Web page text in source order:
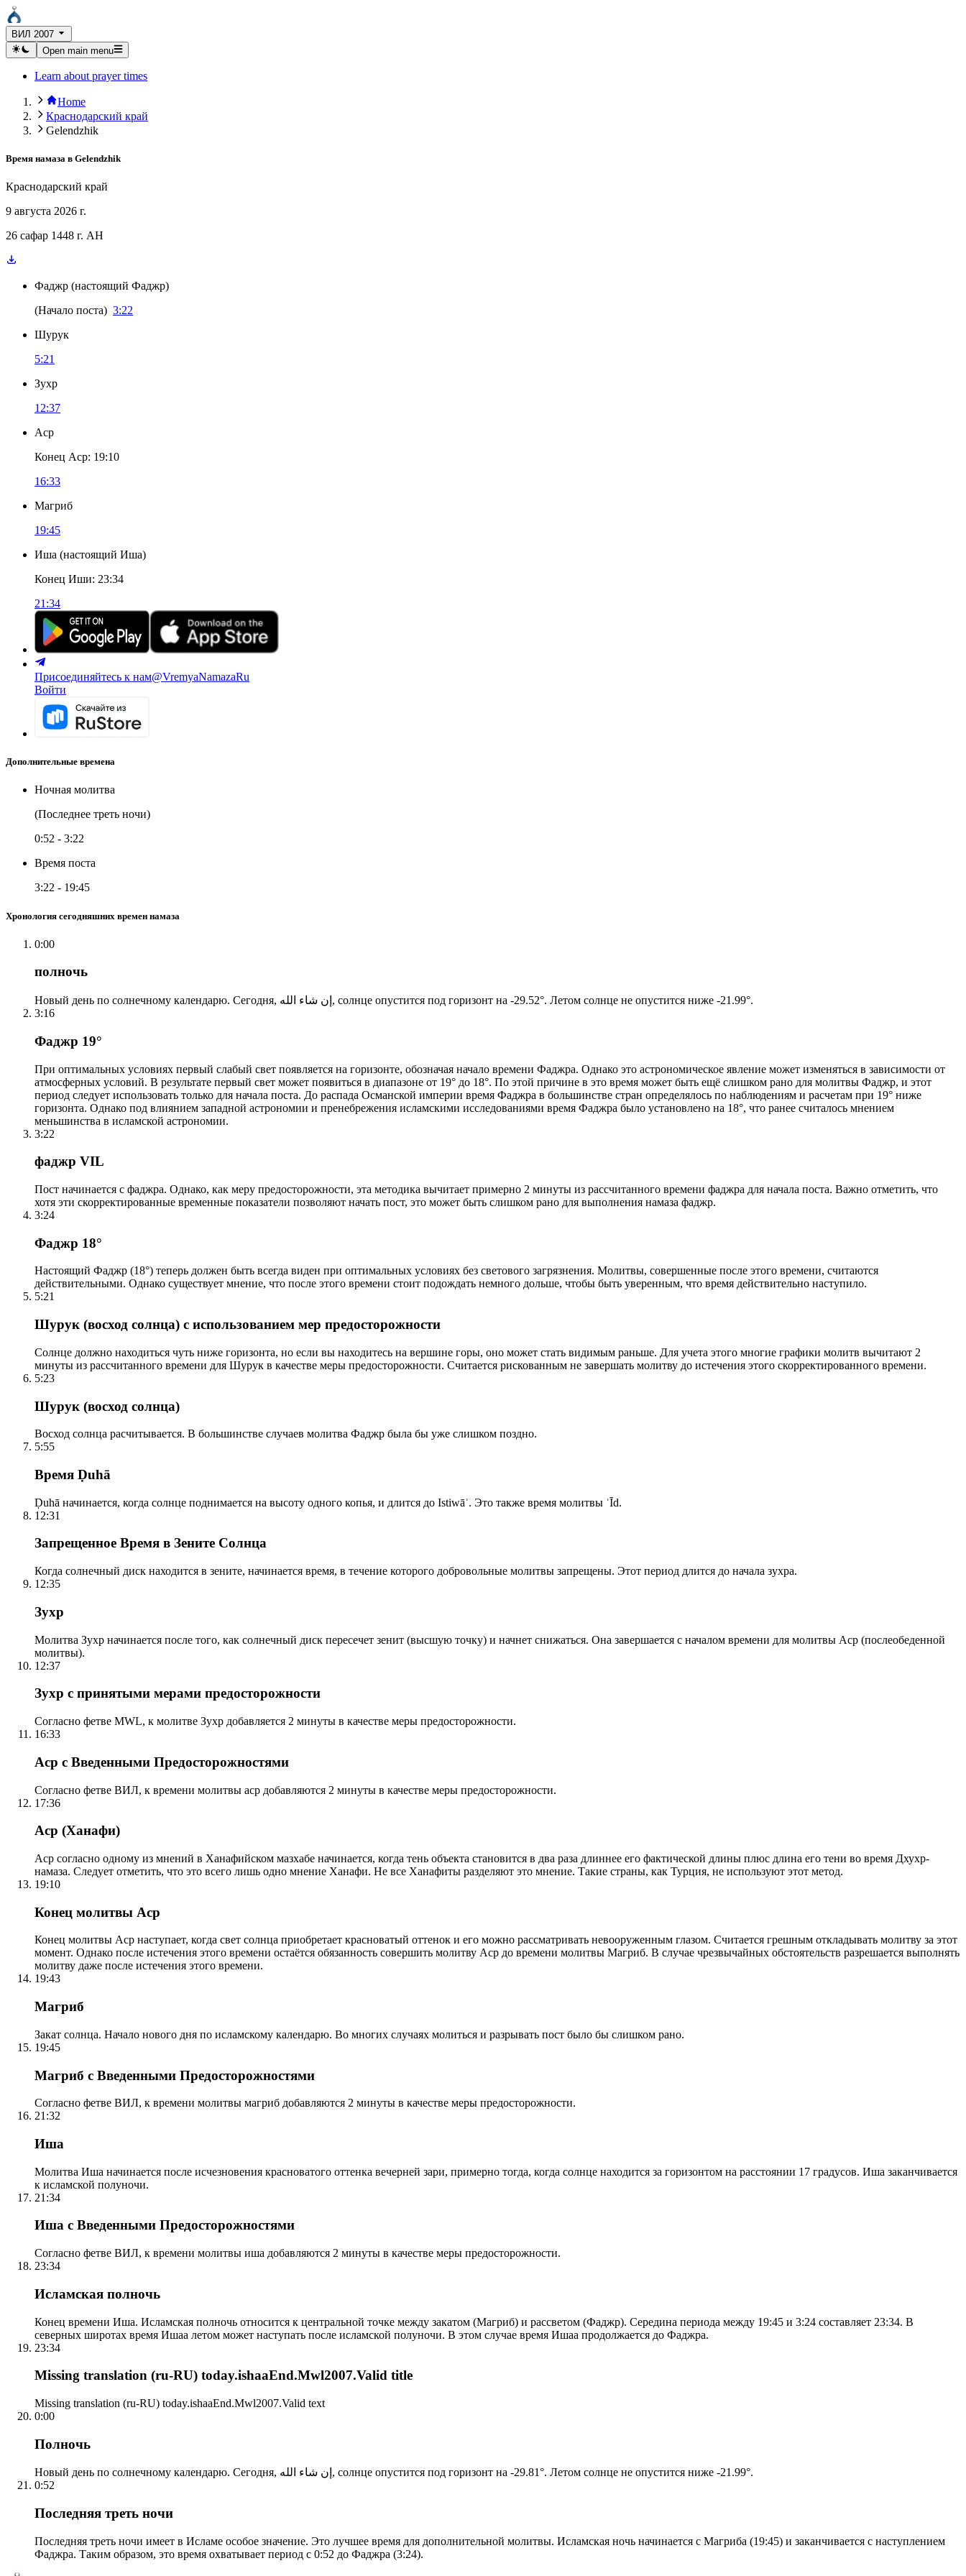
ВИЛ 2007
Open main menu
Learn about prayer times
Home
Краснодарский край
Gelendzhik
Время намаза в Gelendzhik
Краснодарский край
9 августа 2026 г.
26 сафар 1448 г. AH
Фаджр (настоящий Фаджр)
(Начало поста) 3:22
Шурук
5:21
Зухр
12:37
Аср
Конец Аср: 19:10
16:33
Магриб
19:45
Иша (настоящий Иша)
Конец Иши: 23:34
21:34
Присоединяйтесь к нам@VremyaNamazaRu
Войти
Дополнительные времена
Ночная молитва
(Последнее треть ночи)
0:52 - 3:22
Время поста
3:22 - 19:45
Хронология сегодняшних времен намаза
0:00
полночь
Новый день по солнечному календарю. Сегодня, إن شاء الله, солнце опустится под горизонт на -29.52°. Летом солнце не опустится ниже -21.99°.
3:16
Фаджр 19°
При оптимальных условиях первый слабый свет появляется на горизонте, обозначая начало времени Фаджра. Однако это астрономическое явление может изменяться в зависимости от
атмосферных условий. В результате первый свет может появиться в диапазоне от 19° до 18°. По этой причине в это время может быть ещё слишком рано для молитвы Фаджр, и этот
период следует использовать только для начала поста. До распада Османской империи время Фаджра в большинстве стран определялось по наблюдениям и расчетам при 19° ниже
горизонта. Однако под влиянием западной астрономии и пренебрежения исламскими исследованиями время Фаджра было установлено на 18°, что ранее считалось мнением
меньшинства в исламской астрономии.
3:22
фаджр VIL
Пост начинается с фаджра. Однако, как меру предосторожности, эта методика вычитает примерно 2 минуты из рассчитанного времени фаджра для начала поста. Важно отметить, что
хотя эти скорректированные временные показатели позволяют начать пост, это может быть слишком рано для выполнения намаза фаджр.
3:24
Фаджр 18°
Настоящий Фаджр (18°) теперь должен быть всегда виден при оптимальных условиях без светового загрязнения. Молитвы, совершенные после этого времени, считаются
действительными. Однако существует мнение, что после этого времени стоит подождать немного дольше, чтобы быть уверенным, что время действительно наступило.
5:21
Шурук (восход солнца) с использованием мер предосторожности
Солнце должно находиться чуть ниже горизонта, но если вы находитесь на вершине горы, оно может стать видимым раньше. Для учета этого многие графики молитв вычитают 2
минуты из рассчитанного времени для Шурук в качестве меры предосторожности. Считается рискованным не завершать молитву до истечения этого скорректированного времени.
5:23
Шурук (восход солнца)
Восход солнца расчитывается. В большинстве случаев молитва Фаджр была бы уже слишком поздно.
5:55
Время Ḍuhā
Ḍuhā начинается, когда солнце поднимается на высоту одного копья, и длится до Istiwāʾ. Это также время молитвы ʿĪd.
12:31
Запрещенное Время в Зените Солнца
Когда солнечный диск находится в зените, начинается время, в течение которого добровольные молитвы запрещены. Этот период длится до начала зухра.
12:35
Зухр
Молитва Зухр начинается после того, как солнечный диск пересечет зенит (высшую точку) и начнет снижаться. Она завершается с началом времени для молитвы Аср (послеобеденной
молитвы).
12:37
Зухр с принятыми мерами предосторожности
Согласно фетве MWL, к молитве Зухр добавляется 2 минуты в качестве меры предосторожности.
16:33
Аср с Введенными Предосторожностями
Согласно фетве ВИЛ, к времени молитвы аср добавляются 2 минуты в качестве меры предосторожности.
17:36
Аср (Ханафи)
Аср согласно одному из мнений в Ханафийском мазхабе начинается, когда тень объекта становится в два раза длиннее его фактической длины плюс длина его тени во время Дхухр-
намаза. Следует отметить, что это всего лишь одно мнение Ханафи. Не все Ханафиты разделяют это мнение. Такие страны, как Турция, не используют этот метод.
19:10
Конец молитвы Аср
Конец молитвы Аср наступает, когда свет солнца приобретает красноватый оттенок и его можно рассматривать невооруженным глазом. Считается грешным откладывать молитву за этот
момент. Однако после истечения этого времени остаётся обязанность совершить молитву Аср до времени молитвы Магриб. В случае чрезвычайных обстоятельств разрешается выполнять
молитву даже после истечения этого времени.
19:43
Магриб
Закат солнца. Начало нового дня по исламскому календарю. Во многих случаях молиться и разрывать пост было бы слишком рано.
19:45
Магриб с Введенными Предосторожностями
Согласно фетве ВИЛ, к времени молитвы магриб добавляются 2 минуты в качестве меры предосторожности.
21:32
Иша
Молитва Иша начинается после исчезновения красноватого оттенка вечерней зари, примерно тогда, когда солнце находится за горизонтом на расстоянии 17 градусов. Иша заканчивается
к исламской полуночи.
21:34
Иша с Введенными Предосторожностями
Согласно фетве ВИЛ, к времени молитвы иша добавляются 2 минуты в качестве меры предосторожности.
23:34
Исламская полночь
Конец времени Иша. Исламская полночь относится к центральной точке между закатом (Магриб) и рассветом (Фаджр). Середина периода между 19:45 и 3:24 составляет 23:34. В
северных широтах время Ишаа летом может наступать после исламской полуночи. В этом случае время Ишаа продолжается до Фаджра.
23:34
Missing translation (ru-RU) today.ishaaEnd.Mwl2007.Valid title
Missing translation (ru-RU) today.ishaaEnd.Mwl2007.Valid text
0:00
Полночь
Новый день по солнечному календарю. Сегодня, إن شاء الله, солнце опустится под горизонт на -29.81°. Летом солнце не опустится ниже -21.99°.
0:52
Последняя треть ночи
Последняя треть ночи имеет в Исламе особое значение. Это лучшее время для дополнительной молитвы. Исламская ночь начинается с Магриба (19:45) и заканчивается с наступлением
Фаджра. Таким образом, это время охватывает период с 0:52 до Фаджра (3:24).